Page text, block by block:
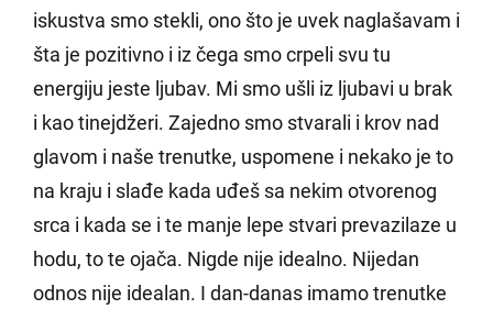
iskustva smo stekli, ono što je uvek naglašavam i
šta je pozitivno i iz čega smo crpeli svu tu
energiju jeste ljubav. Mi smo ušli iz ljubavi u brak
i kao tinejdžeri. Zajedno smo stvarali i krov nad
glavom i naše trenutke, uspomene i nekako je to
na kraju i slađe kada uđeš sa nekim otvorenog
srca i kada se i te manje lepe stvari prevazilaze u
hodu, to te ojača. Nigde nije idealno. Nijedan
odnos nije idealan. I dan-danas imamo trenutke